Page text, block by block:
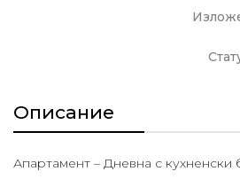
Описание
Апартамент – Дневна с кухненски